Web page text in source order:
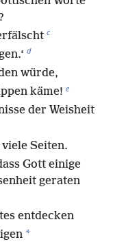
c
d
würde,
käme! e
der Weisheit
Seiten.
Gott einige
geraten
entdecken
*